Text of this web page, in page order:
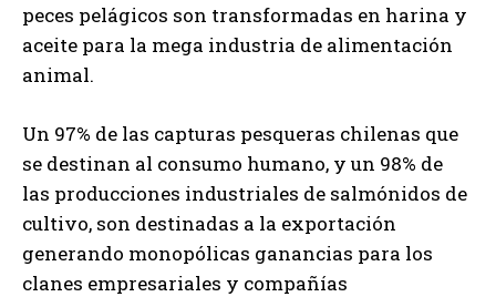
peces pelágicos son transformadas en harina y
aceite para la mega industria de alimentación
animal.
Un 97% de las capturas pesqueras chilenas que
se destinan al consumo humano, y un 98% de
las producciones industriales de salmónidos de
cultivo, son destinadas a la exportación
generando monopólicas ganancias para los
clanes empresariales y compañías